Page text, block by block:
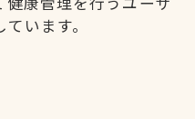
います。